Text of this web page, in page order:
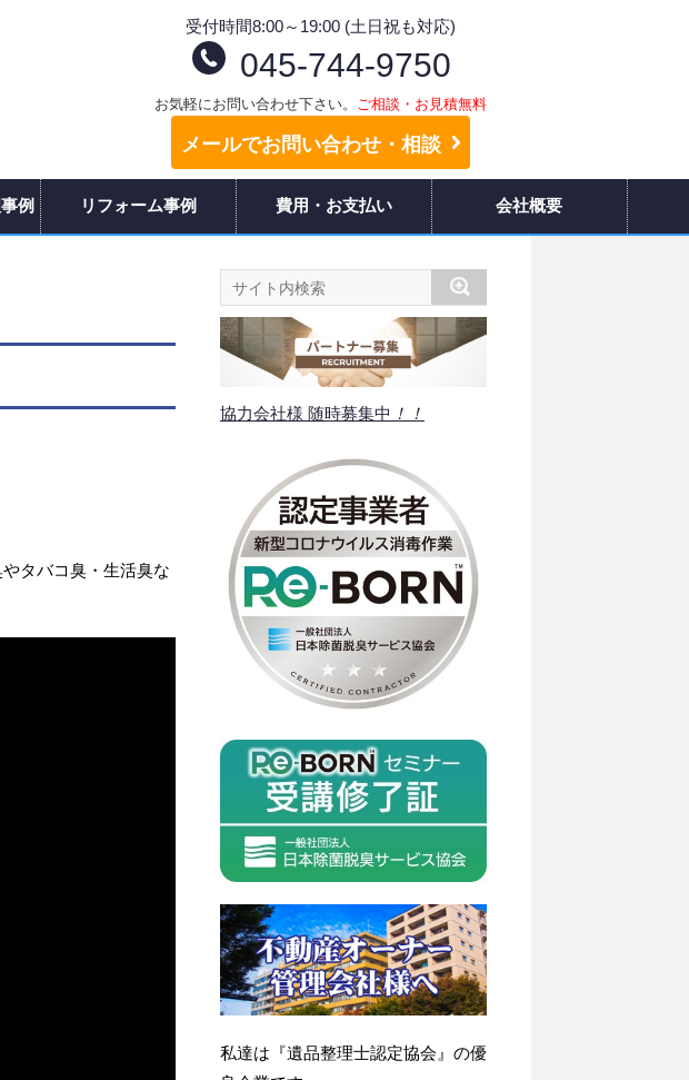
受付時間8:00～19:00 (土日祝も対応)
045-744-9750
お気軽にお問い合わせ下さい。 ご相談・お見積無料
メールでお問い合わせ・相談
例 リフォーム事例 費用・お支払い 会社概要
タバコ臭・生活臭な
協力会社様 随時募集中 ！！
私達は『遺品整理士認定協会』の優